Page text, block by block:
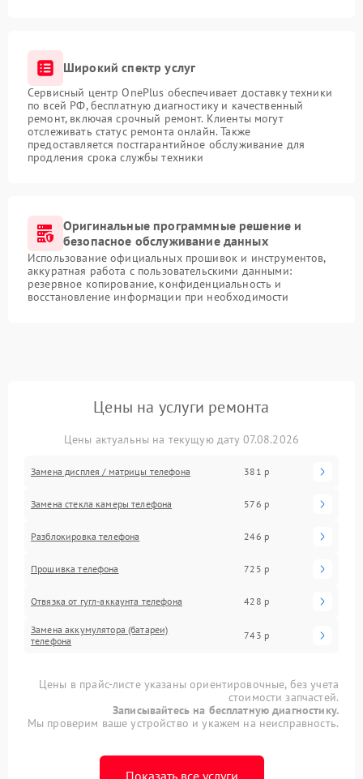
Широкий спектр услуг
Сервисный центр OnePlus обеспечивает доставку техники
по всей РФ, бесплатную диагностику и качественный
ремонт, включая срочный ремонт. Клиенты могут
отслеживать статус ремонта онлайн. Также
предоставляется постгарантийное обслуживание для
продления срока службы техники
Оригинальные программные решение и
безопасное обслуживание данных
Использование официальных прошивок и инструментов,
аккуратная работа с пользовательскими данными:
резервное копирование, конфиденциальность и
восстановление информации при необходимости
Цены на услуги ремонта
Цены актуальны на текущую дату 07.08.2026
Замена дисплея / матрицы телефона 381 р
Замена стекла камеры телефона 576 р
Разблокировка телефона 246 р
Прошивка телефона 725 р
Отвязка от гугл-аккаунта телефона 428 р
Замена аккумулятора (батареи)
телефона
743 р
Цены в прайс-листе указаны ориентировочные, без учета
стоимости запчастей.
Записывайтесь на бесплатную диагностику.
Мы проверим ваше устройство и укажем на неисправность.
Показать все услуги